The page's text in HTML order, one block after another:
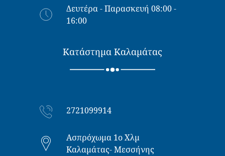
Δευτέρα - Παρασκευή 08:00 -
16:00
Κατάστημα Καλαμάτας
2721099914
Ασπρόχωμα 1ο Χλμ
Καλαμάτας- Μεσσήνης